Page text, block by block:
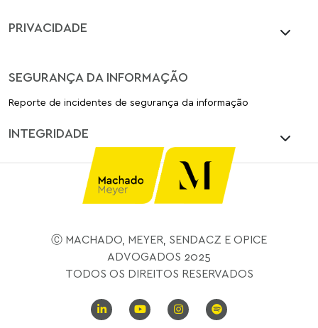
PRIVACIDADE
SEGURANÇA DA INFORMAÇÃO
Reporte de incidentes de segurança da informação
INTEGRIDADE
Ⓒ MACHADO, MEYER, SENDACZ E OPICE
ADVOGADOS 2025
TODOS OS DIREITOS RESERVADOS